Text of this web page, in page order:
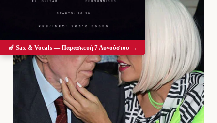
🎷 Sax & Vocals — Παρασκευή 7 Αυγούστου →